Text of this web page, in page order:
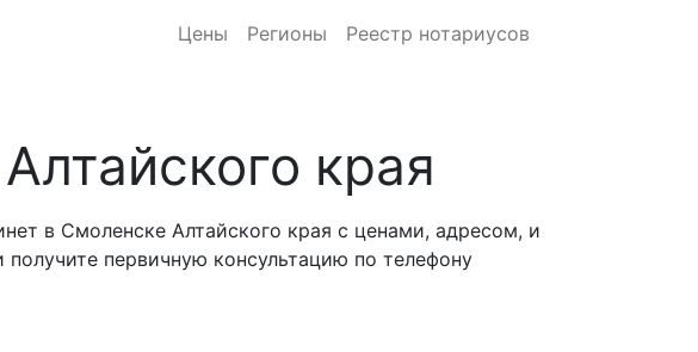
Цены Регионы Реестр нотариусов
края
в Смоленске Алтайского края с ценами, адресом, и
первичную консультацию по телефону